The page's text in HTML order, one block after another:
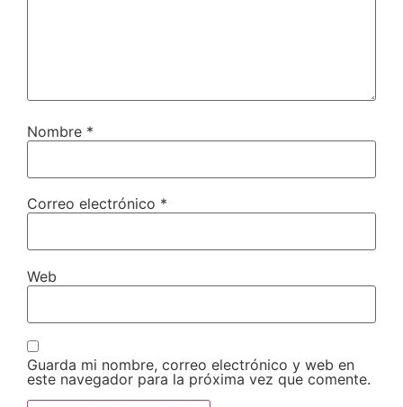
Nombre *
Correo electrónico *
Web
Guarda mi nombre, correo electrónico y web en
este navegador para la próxima vez que comente.